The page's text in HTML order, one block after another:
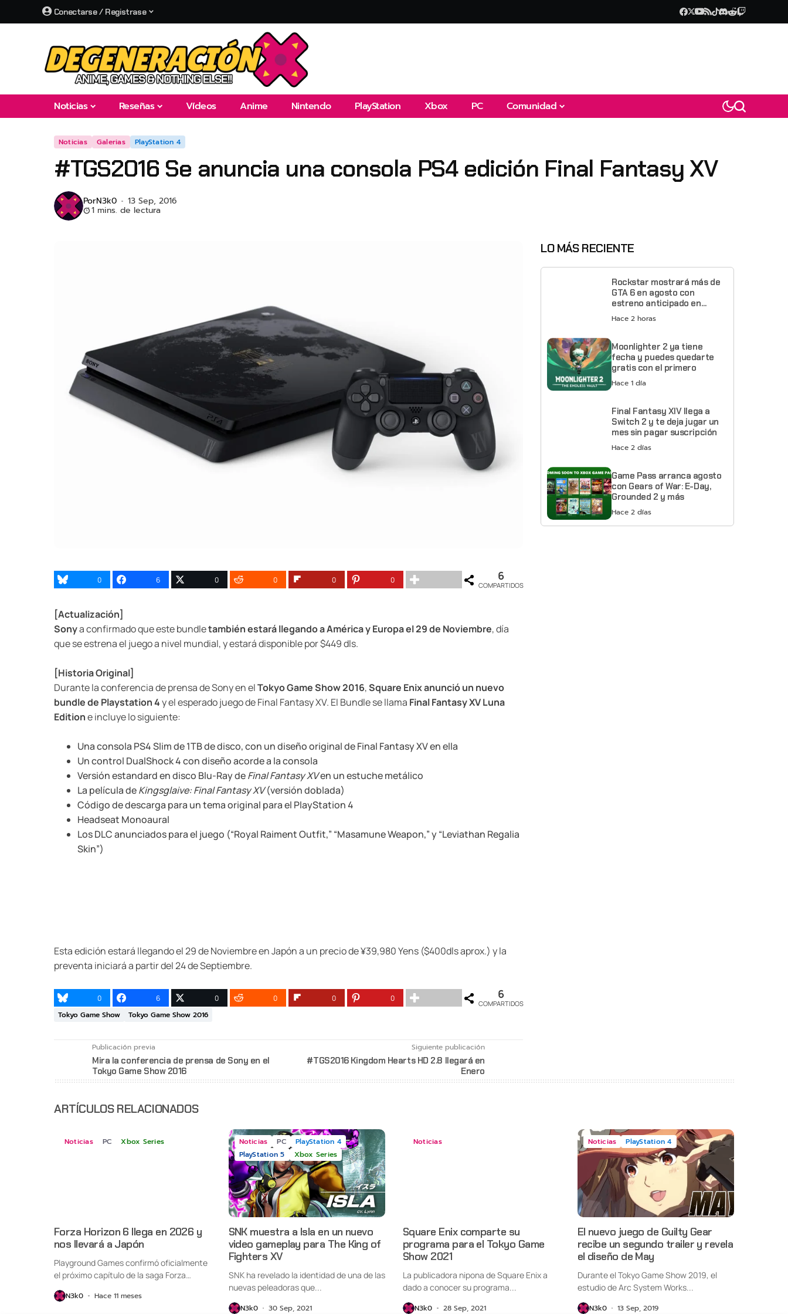
Conectarse / Registrase
Noticias Reseñas Vídeos Anime Nintendo PlayStation Xbox PC Comunidad
Noticias Galerias PlayStation 4
#TGS2016 Se anuncia una consola PS4 edición Final Fantasy XV
PorN3k0 13 Sep, 2016
1 mins. de lectura
0 6 0 0 0 0 6
COMPARTIDOS
[Actualización]
Sonya confirmado que este bundletambién estará llegando a América y Europa el 29 de Noviembre, día
que se estrena el juego a nivel mundial, y estará disponible por $449 dls.
[Historia Original]
Durante la conferencia de prensa de Sony en elTokyo Game Show 2016,Square Enix anunció un nuevo
bundle de Playstation 4y el esperado juego de Final Fantasy XV. El Bundle se llama Final Fantasy XV Luna
Editione incluye lo siguiente:
Una consola PS4 Slim de 1TB de disco, con un diseño original de Final Fantasy XV en ella
Un control DualShock 4 con diseño acorde a la consola
Versión estandard en disco Blu-Ray deFinal Fantasy XVen un estuche metálico
La película deKingsglaive: Final Fantasy XV(versión doblada)
Código de descarga para un tema original para el PlayStation 4
Headseat Monoaural
Los DLC anunciados para el juego (“Royal Raiment Outfit,” “Masamune Weapon,” y “Leviathan Regalia
Skin”)
Esta edición estará llegando el 29 de Noviembre en Japón a un precio de ¥39,980 Yens ($400dls aprox.) y la
preventa iniciará a partir del 24 de Septiembre.
0 6 0 0 0 0 6
COMPARTIDOS
Tokyo Game Show Tokyo Game Show 2016
Publicación previa
Mira la conferencia de prensa de Sony en el
Tokyo Game Show 2016
Siguiente publicación
#TGS2016 Kingdom Hearts HD 2.8 llegará en
Enero
LO MÁS RECIENTE
Rockstar mostrará más de
GTA 6 en agosto con
estreno anticipado en
Netflix
Hace 2 horas
Moonlighter 2 ya tiene
fecha y puedes quedarte
gratis con el primero
Hace 1 día
Final Fantasy XIV llega a
Switch 2 y te deja jugar un
mes sin pagar suscripción
Hace 2 días
Game Pass arranca agosto
con Gears of War: E-Day,
Grounded 2 y más
Hace 2 días
ARTÍCULOS RELACIONADOS
Noticias PC Xbox Series
Forza Horizon 6 llega en 2026 y
nos llevará a Japón
Playground Games confirmó oficialmente
el próximo capítulo de la saga Forza
Horizon,...
N3k0 Hace 11 meses
Noticias PC
PlayStation 4
PlayStation 5
Xbox Series
SNK muestra a Isla en un nuevo
video gameplay para The King of
Fighters XV
SNK ha revelado la identidad de una de las
nuevas peleadoras que...
N3k0 30 Sep, 2021
Noticias
Square Enix comparte su
programa para el Tokyo Game
Show 2021
La publicadora nipona de Square Enix a
dado a conocer su programa...
N3k0 28 Sep, 2021
Noticias PlayStation 4
El nuevo juego de Guilty Gear
recibe un segundo trailer y revela
el diseño de May
Durante el Tokyo Game Show 2019, el
estudio de Arc System Works...
N3k0 13 Sep, 2019